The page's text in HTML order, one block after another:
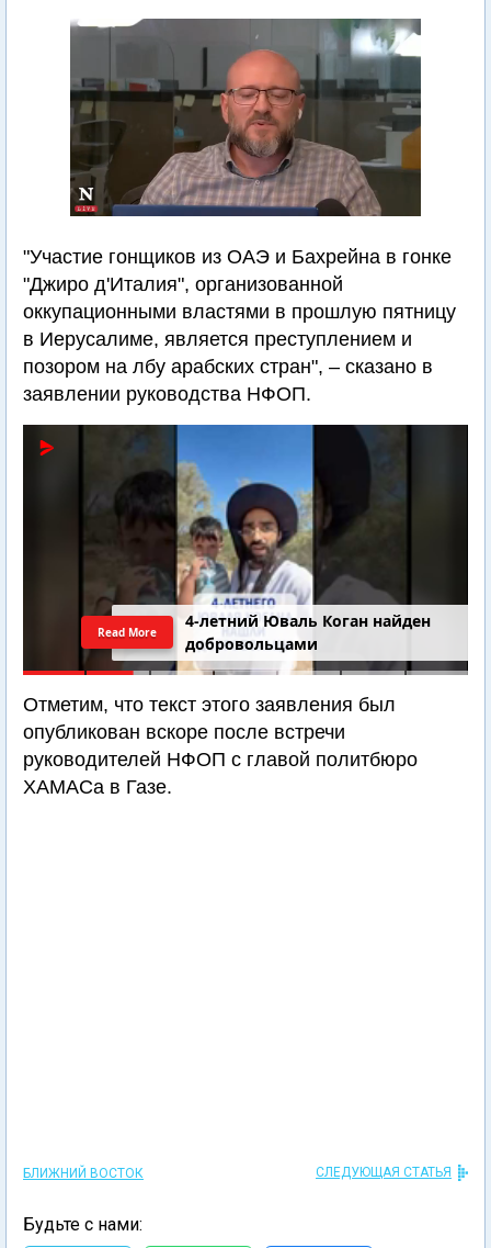
"Участие гонщиков из ОАЭ и Бахрейна в гонке
"Джиро д'Италия", организованной
оккупационными властями в прошлую пятницу
в Иерусалиме, является преступлением и
позором на лбу арабских стран", – сказано в
заявлении руководства НФОП.
4-летний Юваль Коган найден
добровольцами
Read More
Отметим, что текст этого заявления был
опубликован вскоре после встречи
руководителей НФОП с главой политбюро
ХАМАСа в Газе.
БЛИЖНИЙ ВОСТОК СЛЕДУЮЩАЯ СТАТЬЯ
Будьте с нами: